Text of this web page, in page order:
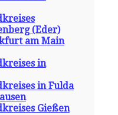
(Eder)
am Main
in
in Fulda
Gießen